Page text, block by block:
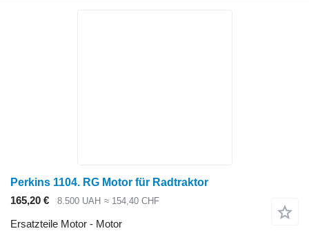
Perkins 1104. RG Motor für Radtraktor
165,20 €
8.500 UAH ≈ 154,40 CHF
Ersatzteile Motor - Motor